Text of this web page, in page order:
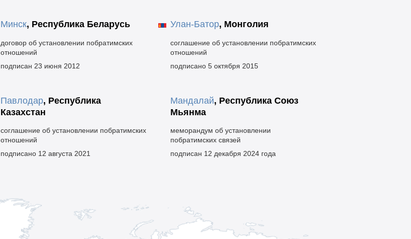
Минск, Республика Беларусь
договор об установлении побратимских
отношений
подписан 23 июня 2012
Улан-Батор, Монголия
соглашение об установлении побратимских
отношений
подписано 5 октября 2015
Павлодар, Республика
Казахстан
соглашение об установлении побратимских
отношений
подписано 12 августа 2021
Мандалай, Республика Союз
Мьянма
меморандум об установлении
побратимских связей
подписан 12 декабря 2024 года